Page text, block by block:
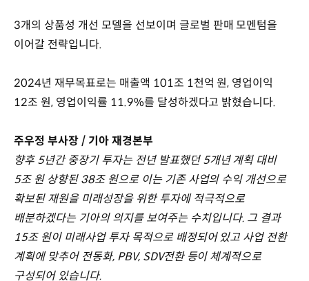
3개의 상품성 개선 모델을 선보이며 글로벌 판매 모멘텀을
이어갈 전략입니다.
2024년 재무목표로는 매출액 101조 1천억 원, 영업이익
12조 원, 영업이익률 11.9%를 달성하겠다고 밝혔습니다.
주우정 부사장 / 기아 재경본부
향후 5년간 중장기 투자는 전년 발표했던 5개년 계획 대비
5조 원 상향된 38조 원으로 이는 기존 사업의 수익 개선으로
확보된 재원을 미래성장을 위한 투자에 적극적으로
배분하겠다는 기아의 의지를 보여주는 수치입니다. 그 결과
15조 원이 미래사업 투자 목적으로 배정되어 있고 사업 전환
계획에 맞추어 전동화, PBV, SDV전환 등이 체계적으로
구성되어 있습니다.